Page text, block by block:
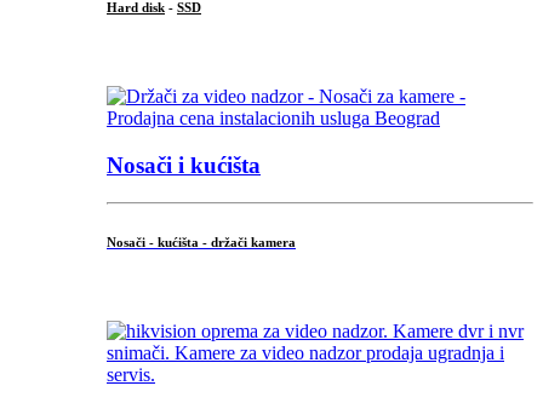
Hard disk - SSD
Nosači i kućišta
Nosači - kućišta - držači kamera